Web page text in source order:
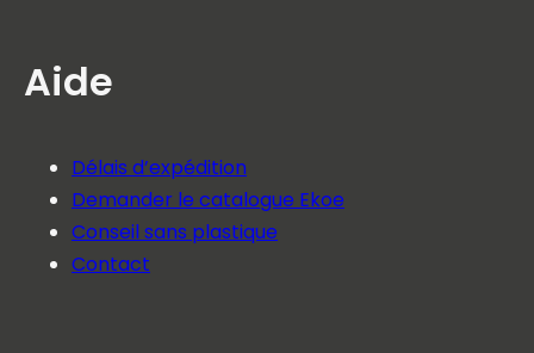
Aide
Délais d’expédition
Demander le catalogue Ekoe
Conseil sans plastique
Contact